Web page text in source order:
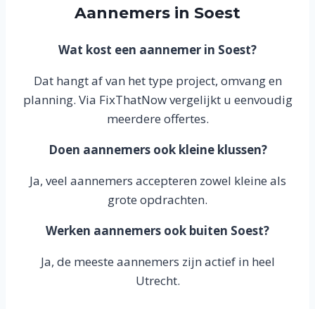
Aannemers in Soest
Wat kost een aannemer in Soest?
Dat hangt af van het type project, omvang en
planning. Via FixThatNow vergelijkt u eenvoudig
meerdere offertes.
Doen aannemers ook kleine klussen?
Ja, veel aannemers accepteren zowel kleine als
grote opdrachten.
Werken aannemers ook buiten Soest?
Ja, de meeste aannemers zijn actief in heel
Utrecht.